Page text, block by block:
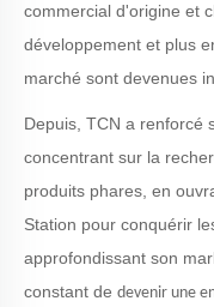
commercial d'origine et
développement et plus
marché sont devenues
Depuis, TCN a renforcé
concentrant sur la
produits phares, en
Station pour conquérir
approfondissant son
constant de devenir une